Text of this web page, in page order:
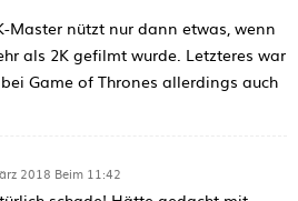
Master nützt nur dann etwas, wenn
als 2K gefilmt wurde. Letzteres war
Game of Thrones allerdings auch
2018 Beim 11:42